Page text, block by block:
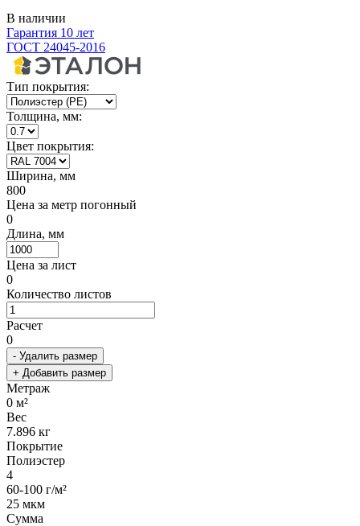
В наличии
Гарантия 10 лет
ГОСТ 24045-2016
Тип покрытия:
Толщина, мм:
Цвет покрытия:
Ширина, мм
800
Цена за метр погонный
0
Длина, мм
Цена за лист
0
Количество листов
Расчет
0
- Удалить размер
+ Добавить размер
Метраж
0 м²
Вес
7.896 кг
Покрытие
Полиэстер
4
60-100 г/м²
25 мкм
Сумма